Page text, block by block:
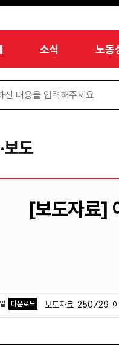
소식 노동
보도
[보도자료]
다운로드 보도자료_250729_